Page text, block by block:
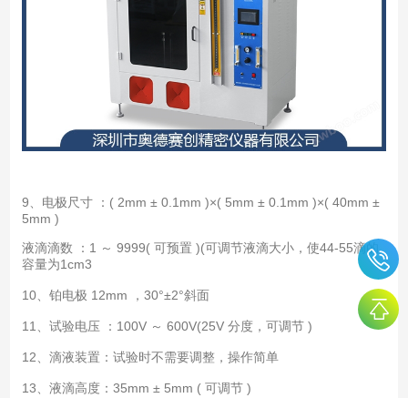
9、电极尺寸 ：( 2mm ± 0.1mm )×( 5mm ± 0.1mm )×( 40mm ±
5mm )
液滴滴数 ：1 ～ 9999( 可预置 )(可调节液滴大小，使44-55滴的
容量为1cm3
10、铂电极 12mm ，30°±2°斜面
11、试验电压 ：100V ～ 600V(25V 分度，可调节 )
12、滴液装置：试验时不需要调整，操作简单
13、液滴高度：35mm ± 5mm ( 可调节 )